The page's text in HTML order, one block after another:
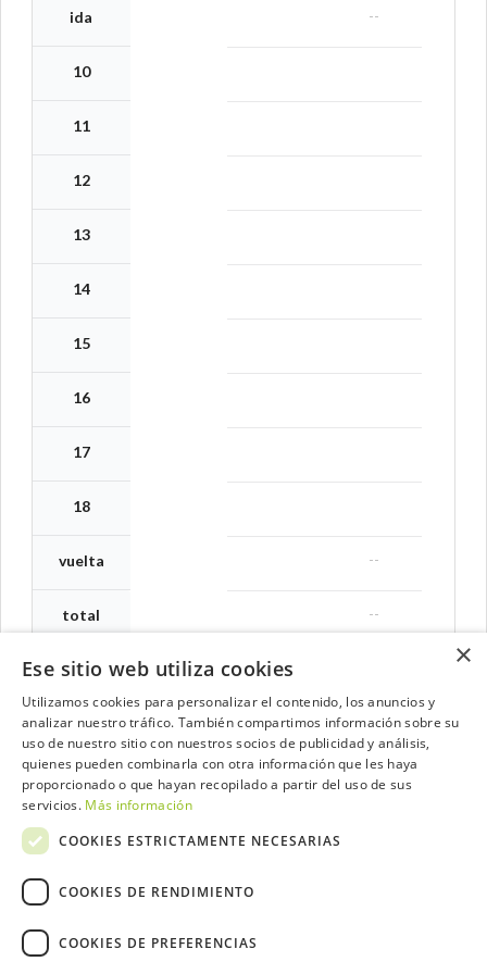
ida
10
11
12
13
14
15
16
17
18
vuelta
total
--
--
--
Contacta con el equipo de NextCaddy
Opina Contacta
×
Ese sitio web utiliza cookies
Utilizamos cookies para personalizar el contenido, los anuncios y
analizar nuestro tráfico. También compartimos información sobre su
uso de nuestro sitio con nuestros socios de publicidad y análisis,
quienes pueden combinarla con otra información que les haya
proporcionado o que hayan recopilado a partir del uso de sus
servicios. Más información
COOKIES ESTRICTAMENTE NECESARIAS
COOKIES DE RENDIMIENTO
COOKIES DE PREFERENCIAS